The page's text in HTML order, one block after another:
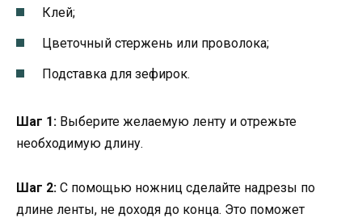
Клей;
Цветочный стержень или проволока;
Подставка для зефирок.
Шаг 1: Выберите желаемую ленту и отрежьте
необходимую длину.
Шаг 2: С помощью ножниц сделайте надрезы по
длине ленты, не доходя до конца. Это поможет